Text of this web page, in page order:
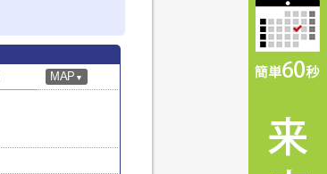
MAP ▼